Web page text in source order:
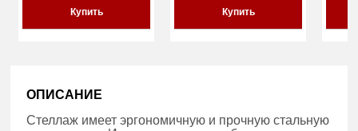
Купить Купить
ОПИСАНИЕ
Стеллаж имеет эргономичную и прочную стальную